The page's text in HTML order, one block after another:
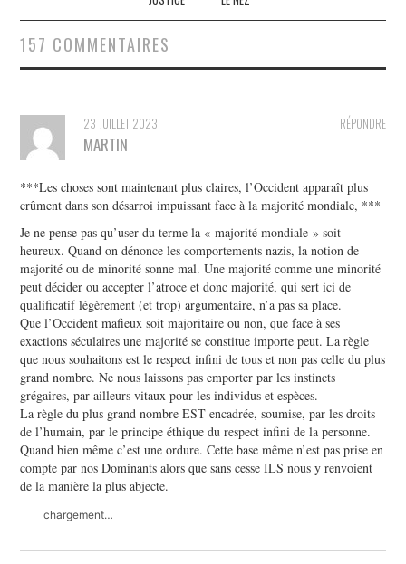
157 COMMENTAIRES
RÉPONDRE
23 JUILLET 2023
MARTIN
***Les choses sont maintenant plus claires, l’Occident apparaît plus
crûment dans son désarroi impuissant face à la majorité mondiale, ***
Je ne pense pas qu’user du terme la « majorité mondiale » soit
heureux. Quand on dénonce les comportements nazis, la notion de
majorité ou de minorité sonne mal. Une majorité comme une minorité
peut décider ou accepter l’atroce et donc majorité, qui sert ici de
qualificatif légèrement (et trop) argumentaire, n’a pas sa place.
Que l’Occident mafieux soit majoritaire ou non, que face à ses
exactions séculaires une majorité se constitue importe peut. La règle
que nous souhaitons est le respect infini de tous et non pas celle du plus
grand nombre. Ne nous laissons pas emporter par les instincts
grégaires, par ailleurs vitaux pour les individus et espèces.
La règle du plus grand nombre EST encadrée, soumise, par les droits
de l’humain, par le principe éthique du respect infini de la personne.
Quand bien même c’est une ordure. Cette base même n’est pas prise en
compte par nos Dominants alors que sans cesse ILS nous y renvoient
de la manière la plus abjecte.
chargement…